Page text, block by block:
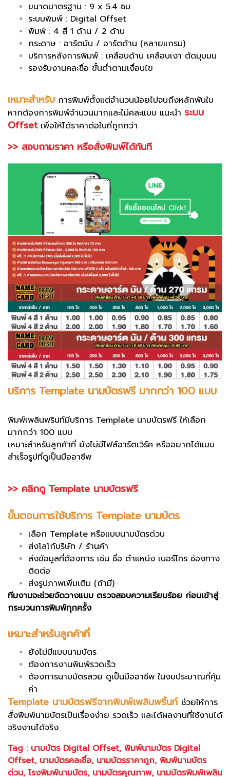
ขนาดมาตรฐาน : 9 x 5.4 ซม.
ระบบพิมพ์ : Digital Offset
พิมพ์ : 4 สี 1 ด้าน / 2 ด้าน
กระดาษ : อาร์ตมัน / อาร์ตด้าน (หลายแกรม)
บริการหลังการพิมพ์ : เคลือบด้าน เคลือบเงา ตัดมุมมน
รองรับงานคละชื่อ ขั้นต่ำตามเงื่อนไข
เหมาะสำหรับ การพิมพ์ตั้งแต่จำนวนน้อยไปจนถึงหลักพันใบ
หากต้องการพิมพ์จำนวนมากและไม่คละแบบ แนะนำ ระบบ
Offsetเพื่อให้ได้ราคาต่อใบที่ถูกกว่า
>> สอบถามราคา หรือสั่งพิมพ์ได้ทันที
บริการ Template นามบัตรฟรี มากกว่า 100 แบบ
พิมพ์เพลินพรินท์มีบริการ Template นามบัตรฟรี ให้เลือก
มากกว่า 100 แบบ
เหมาะสำหรับลูกค้าที่ ยังไม่มีไฟล์อาร์ตเวิร์ค หรืออยากได้แบบ
สำเร็จรูปที่ดูเป็นมืออาชีพ
>> คลิกดู Template นามบัตรฟรี
ขั้นตอนการใช้บริการ Template นามบัตร
เลือก Template หรือแบบนามบัตรด่วน
ส่งโลโก้บริษัท / ร้านค้า
ส่งข้อมูลที่ต้องการ เช่น ชื่อ ตำแหน่ง เบอร์โทร ช่องทาง
ติดต่อ
ส่งรูปภาพเพิ่มเติม (ถ้ามี)
ทีมงานจะช่วยจัดวางแบบ ตรวจสอบความเรียบร้อย ก่อนเข้าสู่
กระบวนการพิมพ์ทุกครั้ง
เหมาะสำหรับลูกค้าที่
ยังไม่มีแบบนามบัตร
ต้องการงานพิมพ์รวดเร็ว
ต้องการนามบัตรสวย ดูเป็นมืออาชีพ ในงบประมาณที่คุ้ม
ค่า
Template นามบัตรฟรีจากพิมพ์เพลินพริ้นท์ ช่วยให้การ
สั่งพิมพ์นามบัตรเป็นเรื่องง่าย รวดเร็ว และได้ผลงานที่ใช้งานได้
จริงงานได้จริง
Tag : นามบัตร Digital Offset, พิมพ์นามบัตร Digital
Offset, นามบัตรคละชื่อ, นามบัตรราคาถูก, พิมพ์นามบัตร
ด่วน, โรงพิมพ์นามบัตร, นามบัตรคุณภาพ, นามบัตรพิมพ์เพลิน